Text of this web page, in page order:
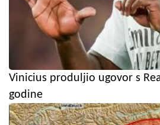
Vinicius produljio ugovor s
godine